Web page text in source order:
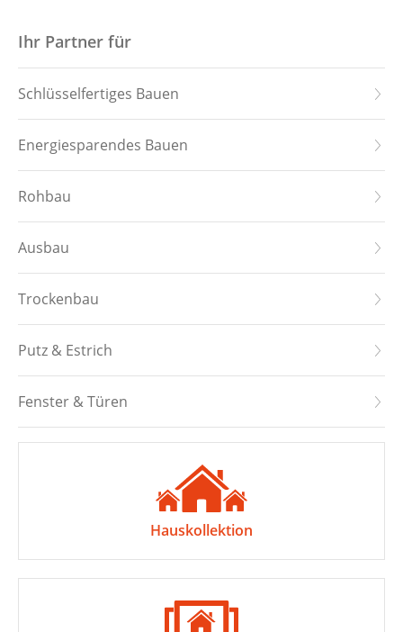
Hauskollektion
Downloads
Leistungen
Referenzen
Über uns
Stellenangebote
Kontakt
Ihr Partner für
Schlüsselfertiges Bauen
Energiesparendes Bauen
Rohbau
Ausbau
Trockenbau
Putz & Estrich
Fenster & Türen
Hauskollektion